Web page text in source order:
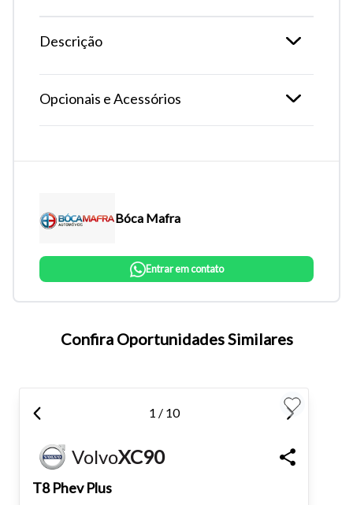
Para aumentar ou diminuir a fonte em nosso site, utilize os
teclado.
Descrição
Opcionais e Acessórios
Bóca Mafra
Entrar em contato
Confira Oportunidades Similares
1 / 10
VolvoXC90
T8 Phev Plus